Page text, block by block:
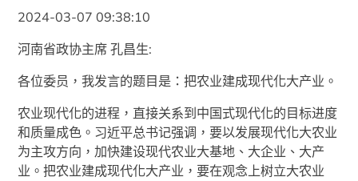
2024-03-07 09:38:10
河南省政协主席 孔昌生:
各位委员，我发言的题目是：把农业建成现代化大产业。
农业现代化的进程，直接关系到中国式现代化的目标进度
和质量成色。习近平总书记强调，要以发展现代化大农业
为主攻方向，加快建设现代农业大基地、大企业、大产
业。把农业建成现代化大产业，要在观念上树立大农业